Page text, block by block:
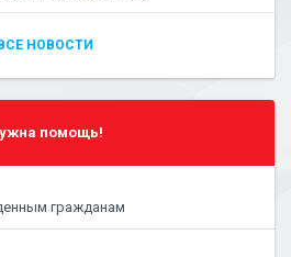
ВСЕ НОВОСТИ
помощь!
гражданам